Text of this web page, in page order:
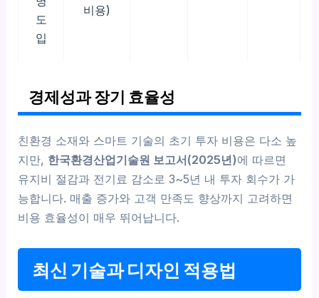
도
입
비용)
경제성과 장기 효율성
친환경 소재와 스마트 기술의 초기 투자 비용은 다소 높
지만, 한국환경산업기술원 보고서(2025년)에 따르면
유지비 절감과 전기료 감소로 3~5년 내 투자 회수가 가
능합니다. 매출 증가와 고객 만족도 향상까지 고려하면
비용 효율성이 매우 뛰어납니다.
최신 기술과 디자인 적용법